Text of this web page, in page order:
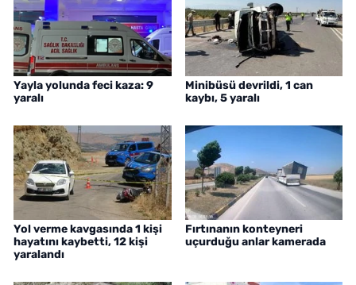
Yayla yolunda feci kaza: 9
yaralı
Minibüsü devrildi, 1 can
kaybı, 5 yaralı
Yol verme kavgasında 1 kişi
hayatını kaybetti, 12 kişi
yaralandı
Fırtınanın konteyneri
uçurduğu anlar kamerada